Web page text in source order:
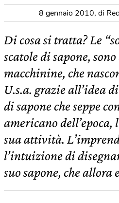
8 gennaio 2010, di
Di cosa si tratta? Le
scatole di sapone,
macchinine, che
U.s.a. grazie all’idea
di sapone che seppe
americano dell’epoca,
sua attività.
l’intuizione di
suo sapone, che